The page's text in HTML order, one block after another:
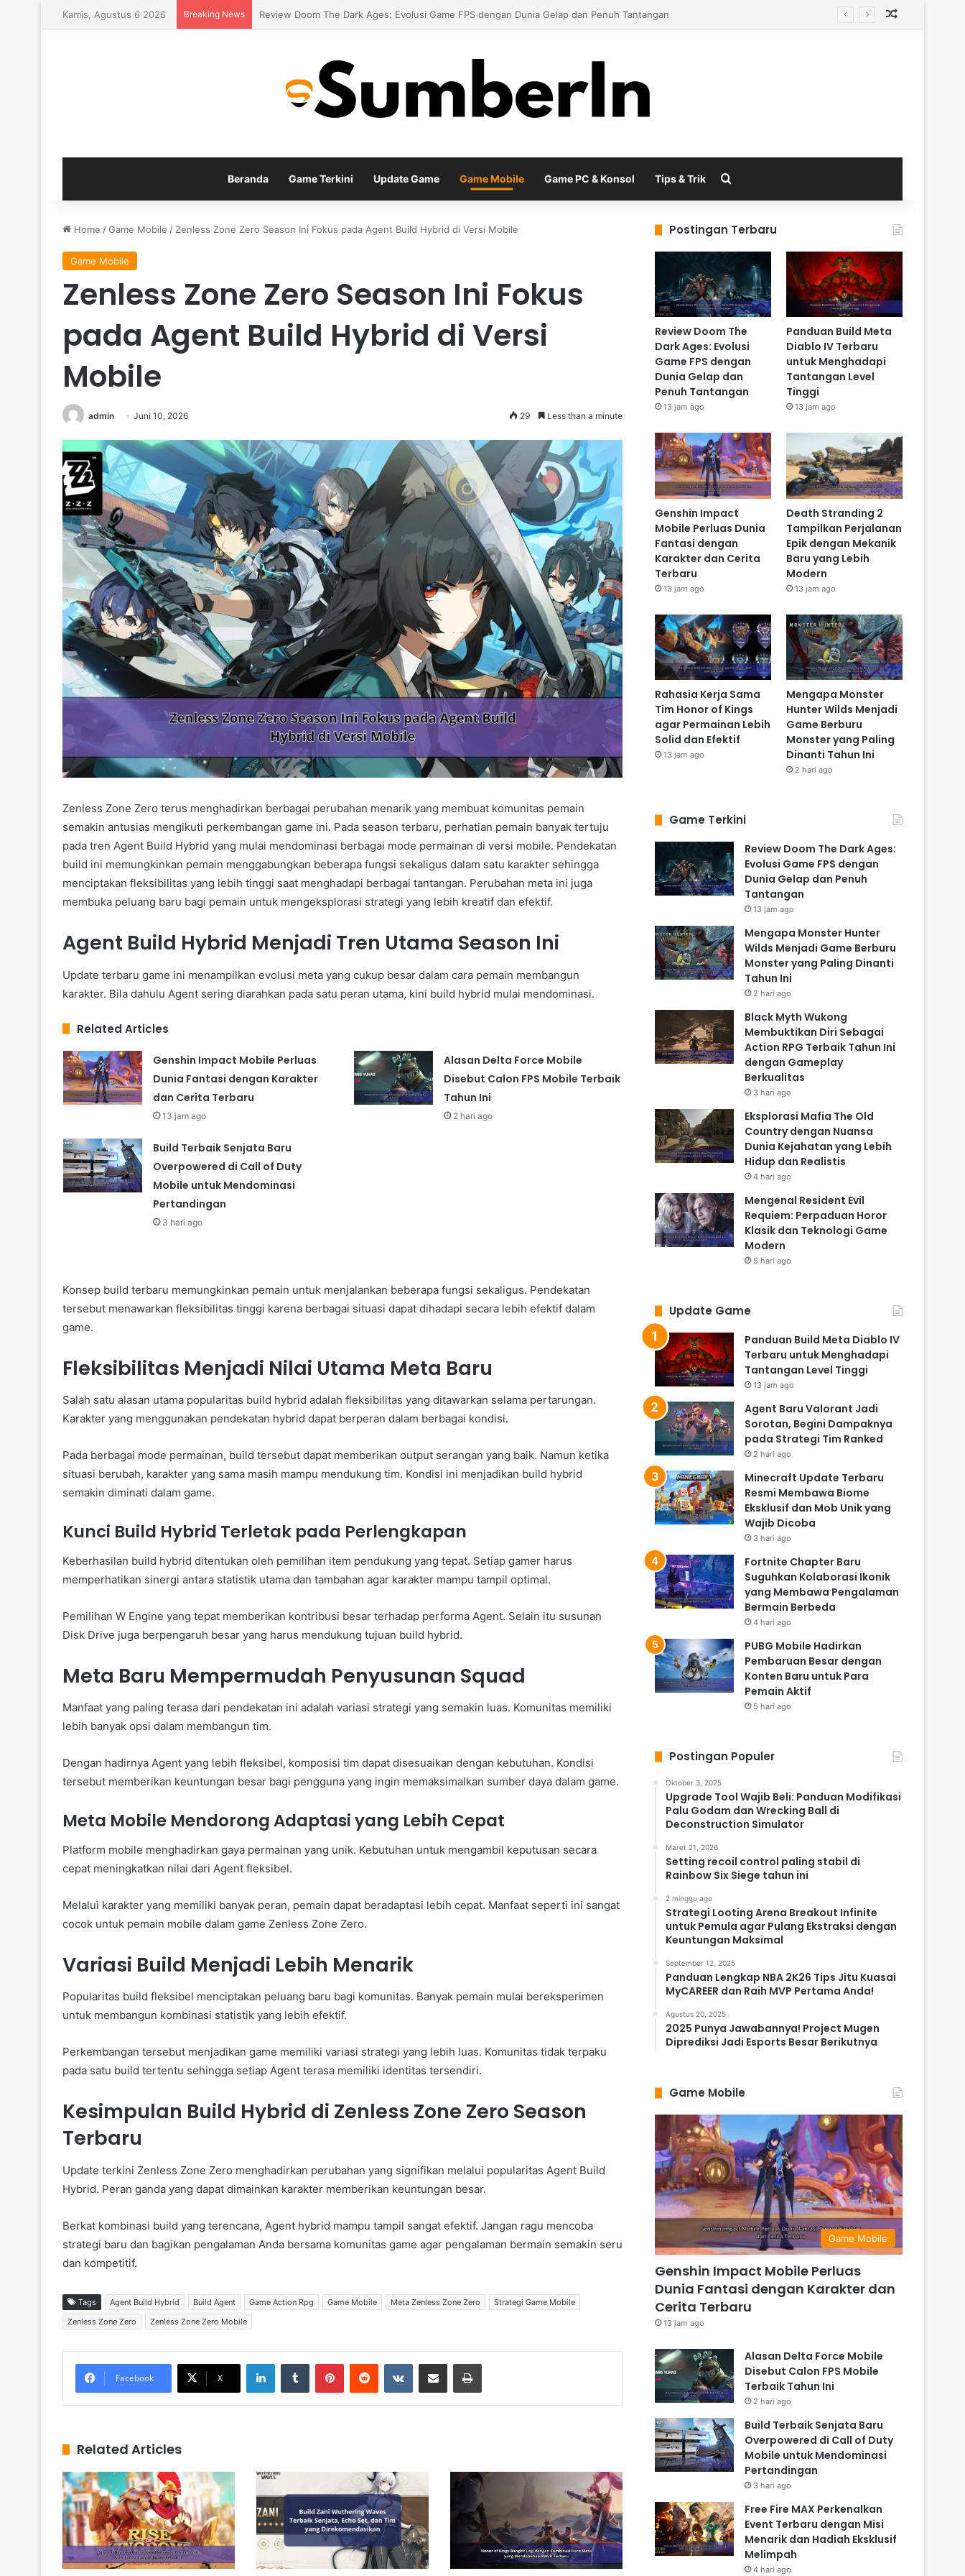
Kamis, Agustus 6 2026 Breaking News Panduan Build Meta Diablo IV Terbaru untuk Menghadapi Tantangan Level Tinggi
Beranda Game Terkini Update Game Game Mobile Game PC & Konsol Tips & Trik
Home /Game Mobile / Zenless Zone Zero Season Ini Fokus pada Agent Build Hybrid di Versi Mobile
Game Mobile
Zenless Zone Zero Season Ini Fokus
pada Agent Build Hybrid di Versi
Mobile
admin Juni 10, 2026 29 Less than a minute
Zenless Zone Zero terus menghadirkan berbagai perubahan menarik yang membuat komunitas pemain
semakin antusias mengikuti perkembangan game ini. Pada season terbaru, perhatian pemain banyak tertuju
pada tren Agent Build Hybrid yang mulai mendominasi berbagai mode permainan di versi mobile. Pendekatan
build ini memungkinkan pemain menggabungkan beberapa fungsi sekaligus dalam satu karakter sehingga
menciptakan fleksibilitas yang lebih tinggi saat menghadapi berbagai tantangan. Perubahan meta ini juga
membuka peluang baru bagi pemain untuk mengeksplorasi strategi yang lebih kreatif dan efektif.
Agent Build Hybrid Menjadi Tren Utama Season Ini
Update terbaru game ini menampilkan evolusi meta yang cukup besar dalam cara pemain membangun
karakter. Bila dahulu Agent sering diarahkan pada satu peran utama, kini build hybrid mulai mendominasi.
Related Articles
Genshin Impact Mobile Perluas
Dunia Fantasi dengan Karakter
dan Cerita Terbaru
13 jam ago
Alasan Delta Force Mobile
Disebut Calon FPS Mobile Terbaik
Tahun Ini
2 hari ago
Build Terbaik Senjata Baru
Overpowered di Call of Duty
Mobile untuk Mendominasi
Pertandingan
3 hari ago
Konsep build terbaru memungkinkan pemain untuk menjalankan beberapa fungsi sekaligus. Pendekatan
tersebut menawarkan fleksibilitas tinggi karena berbagai situasi dapat dihadapi secara lebih efektif dalam
game.
Fleksibilitas Menjadi Nilai Utama Meta Baru
Salah satu alasan utama popularitas build hybrid adalah fleksibilitas yang ditawarkan selama pertarungan.
Karakter yang menggunakan pendekatan hybrid dapat berperan dalam berbagai kondisi.
Pada berbagai mode permainan, build tersebut dapat memberikan output serangan yang baik. Namun ketika
situasi berubah, karakter yang sama masih mampu mendukung tim. Kondisi ini menjadikan build hybrid
semakin diminati dalam game.
Kunci Build Hybrid Terletak pada Perlengkapan
Keberhasilan build hybrid ditentukan oleh pemilihan item pendukung yang tepat. Setiap gamer harus
memperhatikan sinergi antara statistik utama dan tambahan agar karakter mampu tampil optimal.
Pemilihan W Engine yang tepat memberikan kontribusi besar terhadap performa Agent. Selain itu susunan
Disk Drive juga berpengaruh besar yang harus mendukung tujuan build hybrid.
Meta Baru Mempermudah Penyusunan Squad
Manfaat yang paling terasa dari pendekatan ini adalah variasi strategi yang semakin luas. Komunitas memiliki
lebih banyak opsi dalam membangun tim.
Dengan hadirnya Agent yang lebih fleksibel, komposisi tim dapat disesuaikan dengan kebutuhan. Kondisi
tersebut memberikan keuntungan besar bagi pengguna yang ingin memaksimalkan sumber daya dalam game.
Meta Mobile Mendorong Adaptasi yang Lebih Cepat
Platform mobile menghadirkan gaya permainan yang unik. Kebutuhan untuk mengambil keputusan secara
cepat meningkatkan nilai dari Agent fleksibel.
Melalui karakter yang memiliki banyak peran, pemain dapat beradaptasi lebih cepat. Manfaat seperti ini sangat
cocok untuk pemain mobile dalam game Zenless Zone Zero.
Variasi Build Menjadi Lebih Menarik
Popularitas build fleksibel menciptakan peluang baru bagi komunitas. Banyak pemain mulai bereksperimen
untuk membangun kombinasi statistik yang lebih efektif.
Perkembangan tersebut menjadikan game memiliki variasi strategi yang lebih luas. Komunitas tidak terpaku
pada satu build tertentu sehingga setiap Agent terasa memiliki identitas tersendiri.
Kesimpulan Build Hybrid di Zenless Zone Zero Season
Terbaru
Update terkini Zenless Zone Zero menghadirkan perubahan yang signifikan melalui popularitas Agent Build
Hybrid. Peran ganda yang dapat dimainkan karakter memberikan keuntungan besar.
Berkat kombinasi build yang terencana, Agent hybrid mampu tampil sangat efektif. Jangan ragu mencoba
strategi baru dan bagikan pengalaman Anda bersama komunitas game agar pengalaman bermain semakin seru
dan kompetitif.
Tags Agent Build Hybrid Build Agent Game Action Rpg Game Mobile Meta Zenless Zone Zero
Strategi Game Mobile
Zenless Zone Zero
Zenless Zone Zero Mobile
Facebook X
Related Articles
Postingan Terbaru
Review Doom The
Dark Ages: Evolusi
Game FPS dengan
Dunia Gelap dan
Penuh Tantangan
13 jam ago
Panduan Build Meta
Diablo IV Terbaru
untuk Menghadapi
Tantangan Level
Tinggi
13 jam ago
Genshin Impact
Mobile Perluas Dunia
Fantasi dengan
Karakter dan Cerita
Terbaru
13 jam ago
Death Stranding 2
Tampilkan Perjalanan
Epik dengan Mekanik
Baru yang Lebih
Modern
13 jam ago
Rahasia Kerja Sama
Tim Honor of Kings
agar Permainan Lebih
Solid dan Efektif
13 jam ago
Mengapa Monster
Hunter Wilds Menjadi
Game Berburu
Monster yang Paling
Dinanti Tahun Ini
2 hari ago
Game Terkini
Review Doom The Dark Ages:
Evolusi Game FPS dengan
Dunia Gelap dan Penuh
Tantangan
13 jam ago
Mengapa Monster Hunter
Wilds Menjadi Game Berburu
Monster yang Paling Dinanti
Tahun Ini
2 hari ago
Black Myth Wukong
Membuktikan Diri Sebagai
Action RPG Terbaik Tahun Ini
dengan Gameplay
Berkualitas
3 hari ago
Eksplorasi Mafia The Old
Country dengan Nuansa
Dunia Kejahatan yang Lebih
Hidup dan Realistis
4 hari ago
Mengenal Resident Evil
Requiem: Perpaduan Horor
Klasik dan Teknologi Game
Modern
5 hari ago
Update Game
Panduan Build Meta Diablo IV
Terbaru untuk Menghadapi
Tantangan Level Tinggi
13 jam ago
Agent Baru Valorant Jadi
Sorotan, Begini Dampaknya
pada Strategi Tim Ranked
2 hari ago
Minecraft Update Terbaru
Resmi Membawa Biome
Eksklusif dan Mob Unik yang
Wajib Dicoba
3 hari ago
Fortnite Chapter Baru
Suguhkan Kolaborasi Ikonik
yang Membawa Pengalaman
Bermain Berbeda
4 hari ago
PUBG Mobile Hadirkan
Pembaruan Besar dengan
Konten Baru untuk Para
Pemain Aktif
5 hari ago
Postingan Populer
Oktober 3, 2025
Upgrade Tool Wajib Beli: Panduan Modifikasi
Palu Godam dan Wrecking Ball di
Deconstruction Simulator
Maret 21, 2026
Setting recoil control paling stabil di
Rainbow Six Siege tahun ini
2 minggu ago
Strategi Looting Arena Breakout Infinite
untuk Pemula agar Pulang Ekstraksi dengan
Keuntungan Maksimal
September 12, 2025
Panduan Lengkap NBA 2K26 Tips Jitu Kuasai
MyCAREER dan Raih MVP Pertama Anda!
Agustus 20, 2025
2025 Punya Jawabannya! Project Mugen
Diprediksi Jadi Esports Besar Berikutnya
Game Mobile
Game Mobile
Genshin Impact Mobile Perluas
Dunia Fantasi dengan Karakter dan
Cerita Terbaru
13 jam ago
Alasan Delta Force Mobile
Disebut Calon FPS Mobile
Terbaik Tahun Ini
2 hari ago
Build Terbaik Senjata Baru
Overpowered di Call of Duty
Mobile untuk Mendominasi
Pertandingan
3 hari ago
Free Fire MAX Perkenalkan
Event Terbaru dengan Misi
Menarik dan Hadiah Eksklusif
Melimpah
4 hari ago